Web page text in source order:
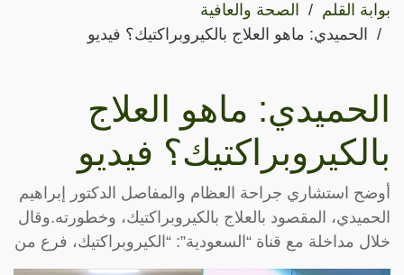
بوابة القلم
الصحة والعافية
الحميدي: ماهو العلاج بالكيروبراكتيك؟ فيديو
الحميدي: ماهو العلاج
بالكيروبراكتيك؟ فيديو
أوضح استشاري جراحة العظام والمفاصل الدكتور إبراهيم
الحميدي، المقصود بالعلاج بالكيروبراكتيك، وخطورته.وقال
خلال مداخلة مع قناة “السعودية”: “الكيروبراكتيك، فرع من